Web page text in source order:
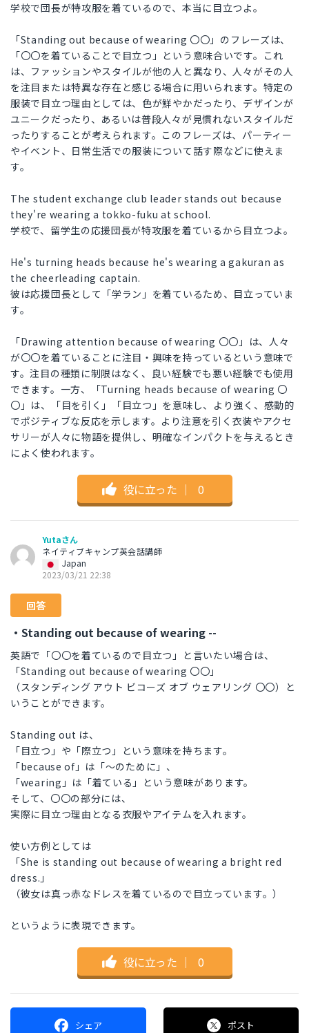
学校で団長が特攻服を着ているので、本当に目立つよ。
「Standing out because of wearing 〇〇」のフレーズは、
「〇〇を着ていることで目立つ」という意味合いです。これ
は、ファッションやスタイルが他の人と異なり、人々がその人
を注目または特異な存在と感じる場合に用いられます。特定の
服装で目立つ理由としては、色が鮮やかだったり、デザインが
ユニークだったり、あるいは普段人々が見慣れないスタイルだ
ったりすることが考えられます。このフレーズは、パーティー
やイベント、日常生活での服装について話す際などに使えま
す。
The student exchange club leader stands out because
they're wearing a tokko-fuku at school.
学校で、留学生の応援団長が特攻服を着ているから目立つよ。
He's turning heads because he's wearing a gakuran as
the cheerleading captain.
彼は応援団長として「学ラン」を着ているため、目立っていま
す。
「Drawing attention because of wearing 〇〇」は、人々
が〇〇を着ていることに注目・興味を持っているという意味で
す。注目の種類に制限はなく、良い経験でも悪い経験でも使用
できます。一方、「Turning heads because of wearing 〇
〇」は、「目を引く」「目立つ」を意味し、より強く、感動的
でポジティブな反応を示します。より注意を引く衣装やアクセ
サリーが人々に物語を提供し、明確なインパクトを与えるとき
によく使われます。
役に立った ｜ 0
Yutaさん
ネイティブキャンプ英会話講師
Japan
2023/03/21 22:38
回答
・Standing out because of wearing --
英語で「〇〇を着ているので目立つ」と言いたい場合は、
「Standing out because of wearing 〇〇」
（スタンディング アウト ビコーズ オブ ウェアリング 〇〇）と
いうことができます。
Standing out は、
「目立つ」や「際立つ」という意味を持ちます。
「because of」は「～のために」、
「wearing」は「着ている」という意味があります。
そして、〇〇の部分には、
実際に目立つ理由となる衣服やアイテムを入れます。
使い方例としては
「She is standing out because of wearing a bright red
dress.」
（彼女は真っ赤なドレスを着ているので目立っています。）
というように表現できます。
役に立った ｜ 0
シェア ポスト